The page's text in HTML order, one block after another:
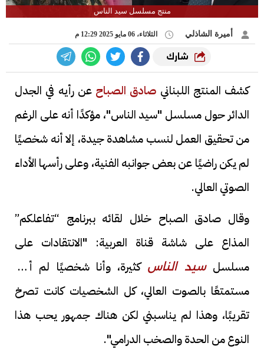
منتج مسلسل سيد الناس
أميرة الشاذلي الثلاثاء، 06 مايو 2025 12:29 م
شارك
كشف المنتج اللبناني صادق الصباح عن رأيه في الجدل
الدائر حول مسلسل "سيد الناس"، مؤكدًا أنه على الرغم
من تحقيق العمل لنسب مشاهدة جيدة، إلا أنه شخصيًا
لم يكن راضيًا عن بعض جوانبه الفنية، وعلى رأسها الأداء
الصوتي العالي.
وقال صادق الصباح خلال لقائه ببرنامج “تفاعلكم”
المذاع على شاشة قناة العربية: "الانتقادات على
مسلسلسيد الناس كثيرة، وأنا شخصيًا لم أكن
مستمتعًا بالصوت العالي، كل الشخصيات كانت تصرخ
تقريبًا، وهذا لم يناسبني لكن هناك جمهور يحب هذا
النوع من الحدة والصخب الدرامي".